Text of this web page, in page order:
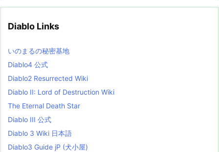
e
i
s
t
Diablo Links
いのまるの秘密基地
Diablo4 公式
Diablo2 Resurrected Wiki
Diablo II: Lord of Destruction Wiki
The Eternal Death Star
Diablo III 公式
Diablo 3 Wiki 日本語
Diablo3 Guide jP (犬小屋)